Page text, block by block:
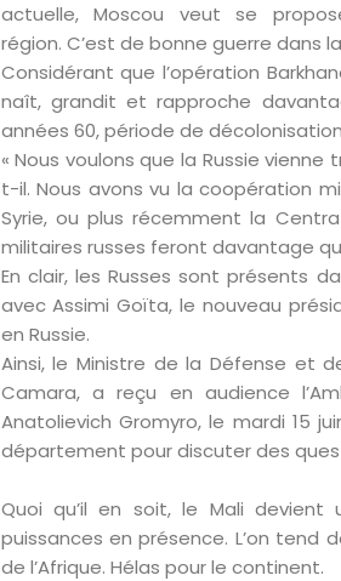
actuelle, Moscou veut se
région. C’est de bonne guerre dans
Considérant que l’opération
naît, grandit et rapproche
années 60, période de
« Nous voulons que la Russie
t-il. Nous avons vu la coopération
Syrie, ou plus récemment la
militaires russes feront davantage
En clair, les Russes sont présents
avec Assimi Goïta, le nouveau
en Russie.
Ainsi, le Ministre de la Défense et
Camara, a reçu en audience
Anatolievich Gromyro, le mardi 15
département pour discuter des
Quoi qu’il en soit, le Mali devient
puissances en présence. L’on tend
de l’Afrique. Hélas pour le continent.